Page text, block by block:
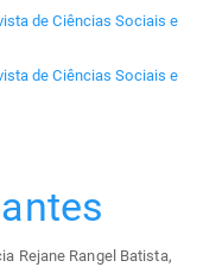
de Ciências Sociais e
de Ciências Sociais e
Rejane Rangel Batista,